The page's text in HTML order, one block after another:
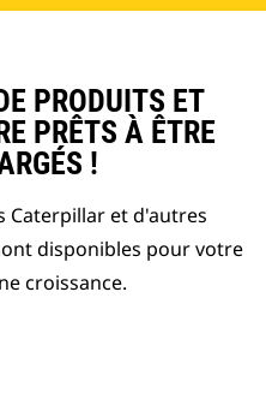
PRODUITS ET
PRÊTS À ÊTRE
!
Caterpillar et d'autres
disponibles pour votre
croissance.